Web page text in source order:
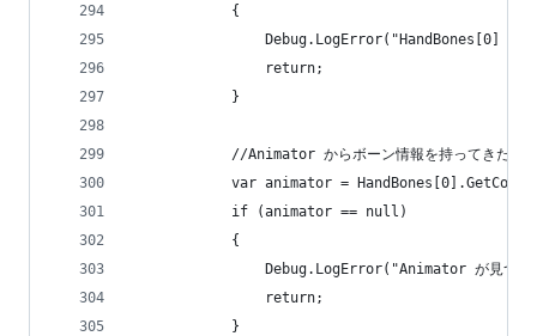
            {
Debug.LogError("HandBones[0] にモ
                return;
            }
//Animator からボーン情報を持ってきたい
var animator =
            if (animator == null)
            {
Debug.LogError("Animator が見つか
                return;
            }